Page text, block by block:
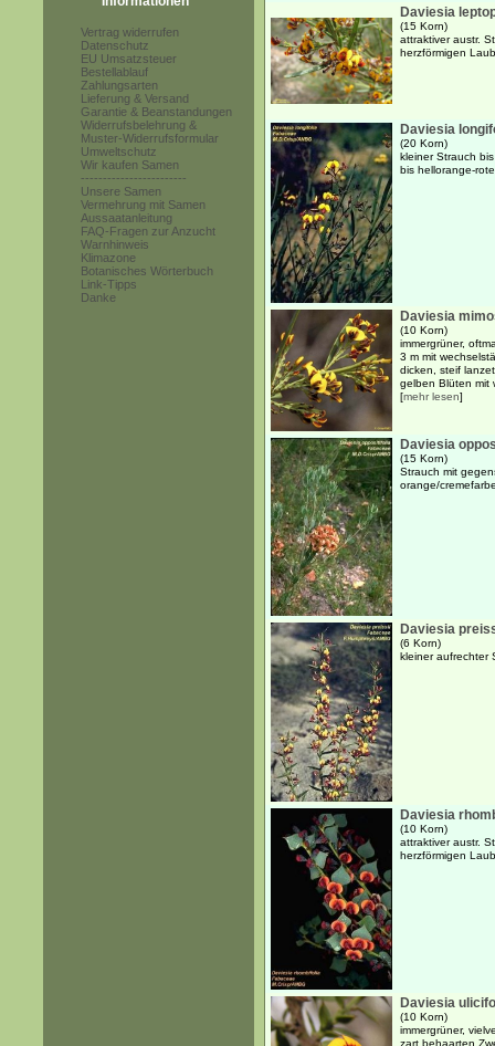
Vertrag widerrufen
Datenschutz
EU Umsatzsteuer
Bestellablauf
Zahlungsarten
Lieferung & Versand
Garantie & Beanstandungen
Widerrufsbelehrung &
Muster-Widerrufsformular
Umweltschutz
Wir kaufen Samen
------------------------
Unsere Samen
Vermehrung mit Samen
Aussaatanleitung
FAQ-Fragen zur Anzucht
Warnhinweis
Klimazone
Botanisches Wörterbuch
Link-Tipps
Danke
Daviesia
(15 Korn)
attraktiver austr.
herzförmigen
Daviesia
(20 Korn)
kleiner Strauch
bis hellorange-
Daviesia
(10 Korn)
immergrüner,
3 m mit
dicken, steif
gelben Blüten mit
[mehr lesen]
Daviesia
(15 Korn)
Strauch mit
orange/
Daviesia
(6 Korn)
kleiner aufrechter
Daviesia
(10 Korn)
attraktiver austr.
herzförmigen
Daviesia
(10 Korn)
immergrüner,
zart behaarten